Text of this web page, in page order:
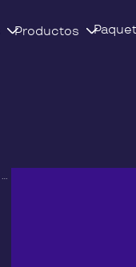
Productos
Triangle Solutions: volver a enganchar a la plantilla a su plan de beneficios gracias a una plataforma sencilla y 100% digital